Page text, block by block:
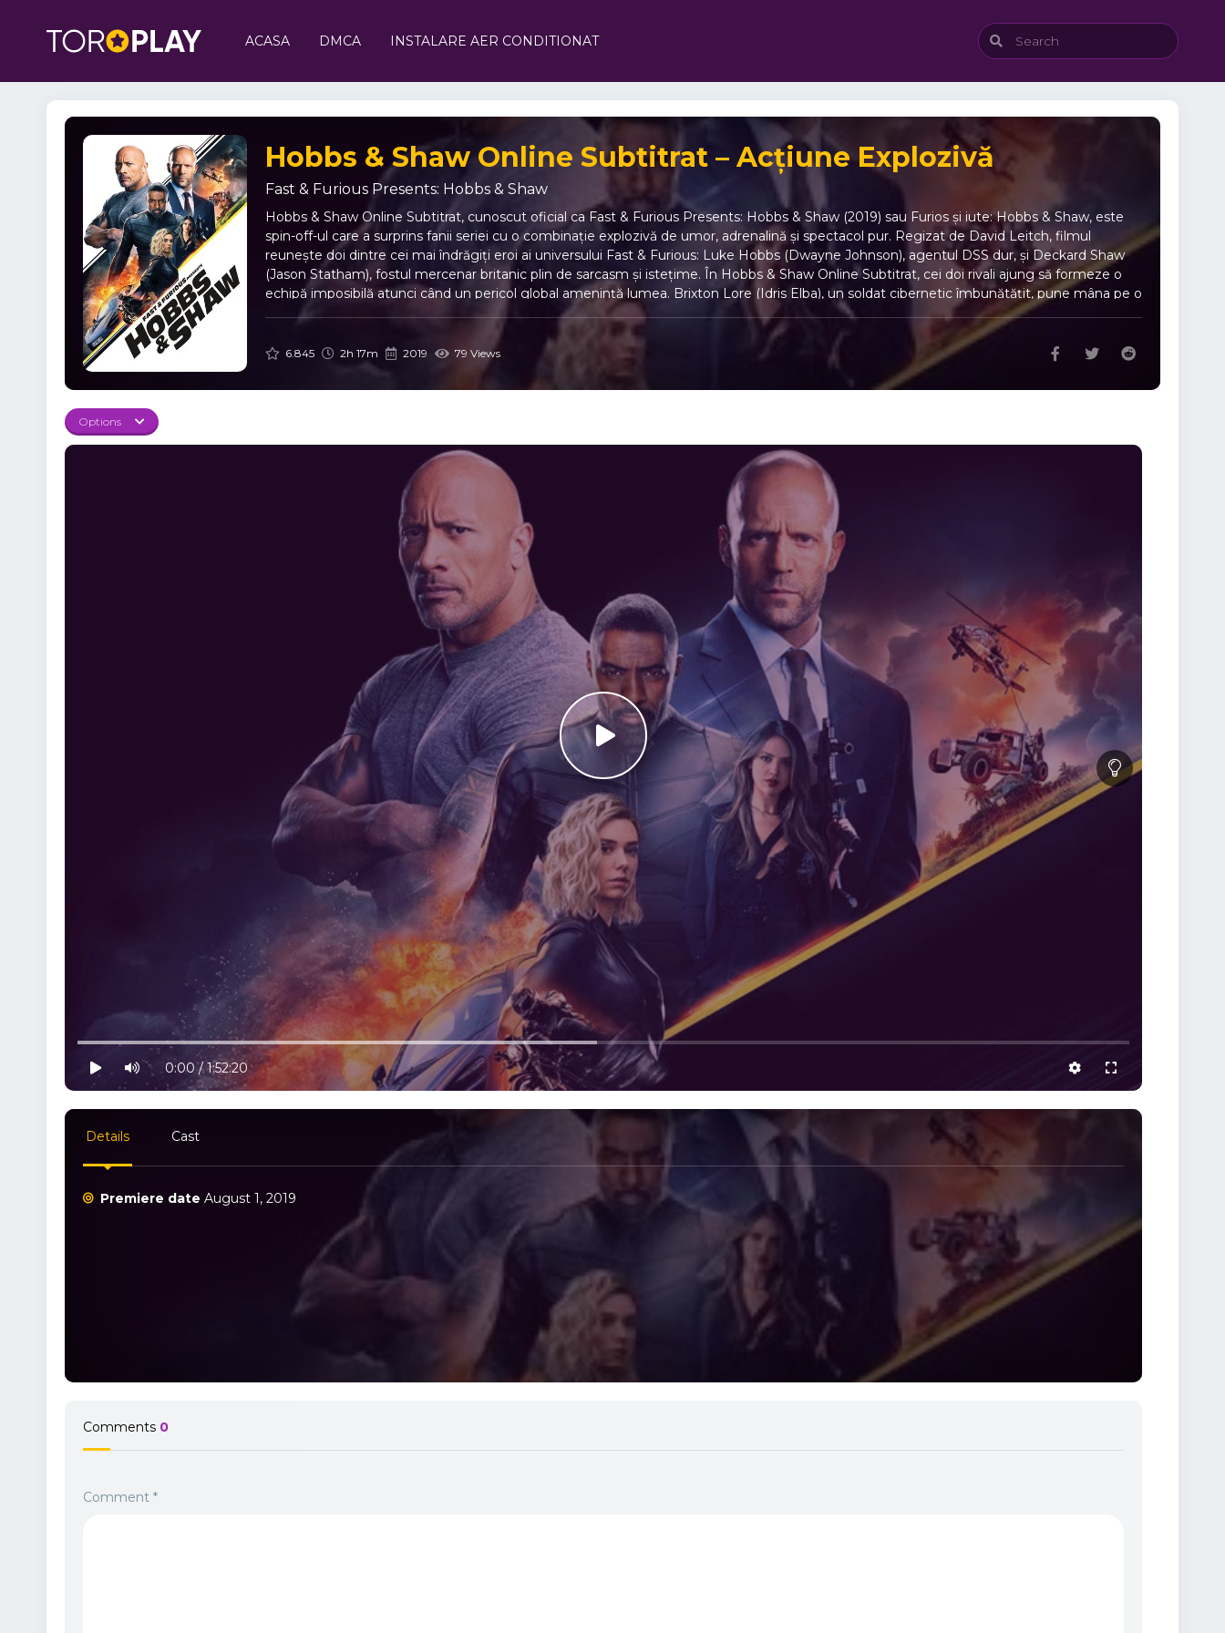
ACASA DMCA INSTALARE AER CONDITIONAT
Hobbs & Shaw Online Subtitrat – Acțiune Explozivă
Fast & Furious Presents: Hobbs & Shaw
Hobbs & Shaw Online Subtitrat, cunoscut oficial ca Fast & Furious Presents: Hobbs & Shaw (2019) sau Furios și iute: Hobbs & Shaw, este
spin-off-ul care a surprins fanii seriei cu o combinație explozivă de umor, adrenalină și spectacol pur. Regizat de David Leitch, filmul
reunește doi dintre cei mai îndrăgiți eroi ai universului Fast & Furious: Luke Hobbs (Dwayne Johnson), agentul DSS dur, și Deckard Shaw
(Jason Statham), fostul mercenar britanic plin de sarcasm și istețime. În Hobbs & Shaw Online Subtitrat, cei doi rivali ajung să formeze o
echipă imposibilă atunci când un pericol global amenință lumea. Brixton Lore (Idris Elba), un soldat cibernetic îmbunătățit, pune mâna pe o
armă biologică mortală și amenință să distrugă milioane de vieți. Deși se urăsc de moarte, Hobbs și Shaw sunt obligați să colaboreze
pentru a opri acest inamic aproape invincibil. Povestea din Furios și iute: Hobbs & Shaw se desfășoară cu ritmul alert caracteristic seriei,
ducând spectatorii prin Londra, Rusia și până în Samoa, locul natal al lui Hobbs, unde are loc o confruntare finală de proporții epice. Filmul
livrează secvențe de acțiune spectaculoase, bătăi impresionante, urmăriri spectaculoase cu mașini modificate și un strop de umor savuros
care face experiența și mai plăcută. Fast & Furious Presents: Hobbs & Shaw (2019) explorează și tema familiei, atât de importantă în
seriei, păstrând totodată ADN-ul Fast & Furious: mașini rapide, eroi puternici, acțiune spectaculoasă și efecte speciale de ultimă generație.
Distribuția carismatică, condusă de Dwayne Johnson și Jason Statham, este completată excelent de Vanessa Kirby (în rolul Hattie, sora lui
Shaw) și Idris Elba, care impresionează cu rolul negativ complex și amenințător. Dacă îți dorești să urmărești un film plin de energie, cu
dialoguri savuroase, acțiune la cote maxime și subtitrări de calitate, Hobbs & Shaw Online Subtitrat este alegerea perfectă. Fie că ești fan
Fast & Furious sau doar cauți un blockbuster spectaculos, acest titlu nu te va dezamăgi. Bucură-te de tot ce are mai bun universul Furios
și iute, descoperind în același timp o poveste unică despre doi foști rivali care ajung să se respecte și să lupte împreună împotriva celui mai
periculos adversar de până acum.
6.845 2h 17m 2019 79 Views
Options
10% progress
play
volume0:00 / 1:52:20 settings
Details Cast
Premiere date August 1, 2019
Comments 0
Comment *